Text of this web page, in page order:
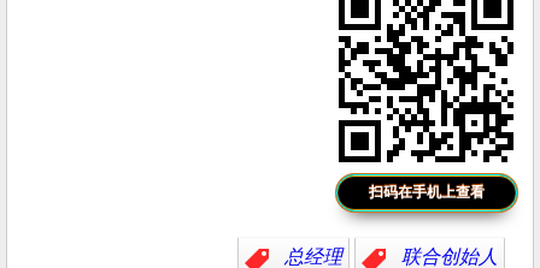
扫码在手机上查看
总经理 联合创始人